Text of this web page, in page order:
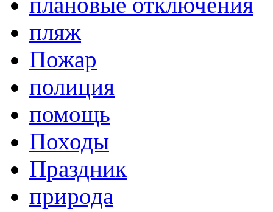
пляж
Пожар
полиция
помощь
Походы
Праздник
природа